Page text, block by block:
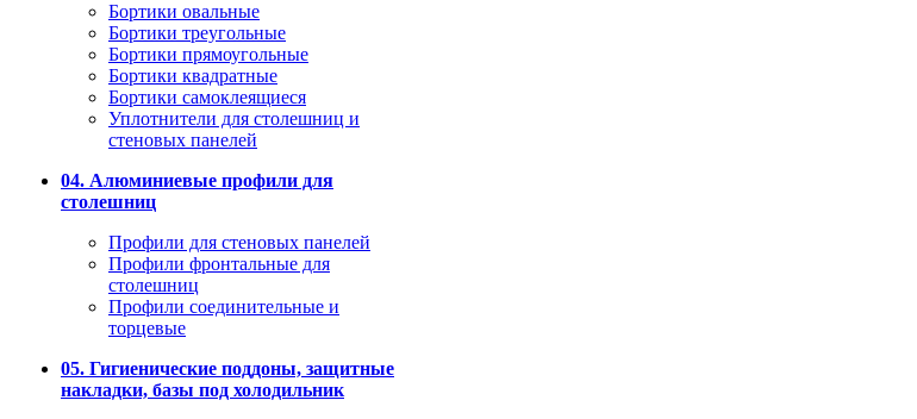
Бортики овальные
Бортики треугольные
Бортики прямоугольные
Бортики квадратные
Бортики самоклеящиеся
Уплотнители для столешниц и
стеновых панелей
04. Алюминиевые профили для
столешниц
Профили для стеновых панелей
Профили фронтальные для
столешниц
Профили соединительные и
торцевые
05. Гигиенические поддоны, защитные
накладки, базы под холодильник